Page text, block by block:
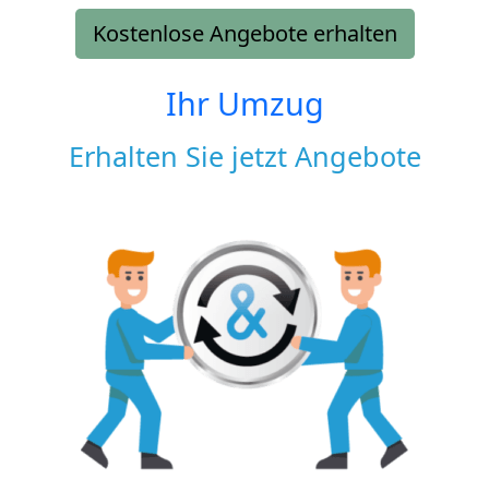
Kostenlose Angebote erhalten
Ihr Umzug
Erhalten Sie jetzt Angebote